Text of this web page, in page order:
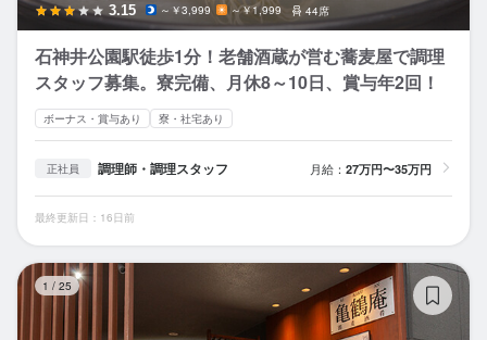
3.15 ～￥3,999 ～￥1,999 44席
石神井公園駅徒歩1分！老舗酒蔵が営む蕎麦屋で調理
スタッフ募集。寮完備、月休8～10日、賞与年2回！
ボーナス・賞与あり 寮・社宅あり
正社員 調理師・調理スタッフ 月給： 27万円〜35万円
最終更新日：16日前
1 / 25